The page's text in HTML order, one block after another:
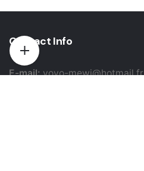
Contact Info
E-mail:yovo-mewi@hotmail.fr